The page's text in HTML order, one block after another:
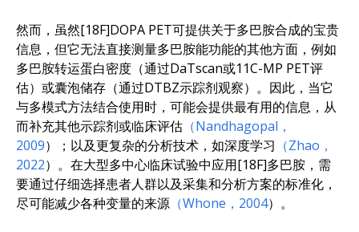
然而，虽然[18F]DOPA PET可提供关于多巴胺合成的宝贵
信息，但它无法直接测量多巴胺能功能的其他方面，例如
多巴胺转运蛋白密度（通过DaTscan或11C-MP PET评
估）或囊泡储存（通过DTBZ示踪剂观察）。因此，当它
与多模式方法结合使用时，可能会提供最有用的信息，从
而补充其他示踪剂或临床评估 （Nandhagopal，
2009）；以及更复杂的分析技术，如深度学习 （Zhao，
2022）。在大型多中心临床试验中应用[18F]多巴胺，需
要通过仔细选择患者人群以及采集和分析方案的标准化，
尽可能减少各种变量的来源 （Whone，2004）。